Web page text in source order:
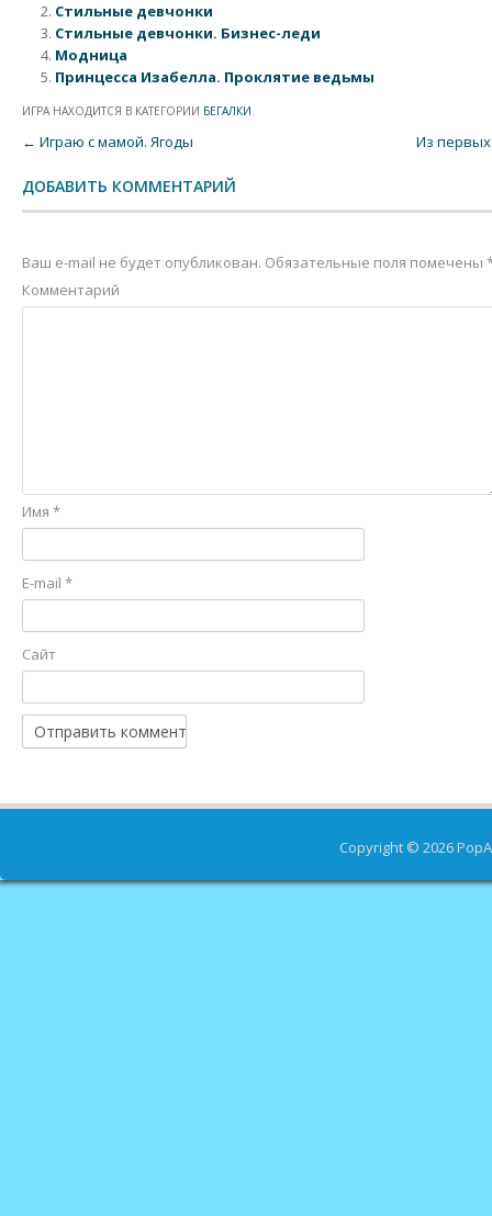
Стильные девчонки
Стильные девчонки. Бизнес-леди
Модница
Принцесса Изабелла. Проклятие ведьмы
ИГРА НАХОДИТСЯ В КАТЕГОРИИ БЕГАЛКИ.
Post navigation
← Играю с мамой. Ягоды Из
ДОБАВИТЬ КОММЕНТАРИЙ
Ваш e-mail не будет опубликован. Обязательные поля помечены
Комментарий
Имя *
E-mail *
Сайт
Copyright © 2026